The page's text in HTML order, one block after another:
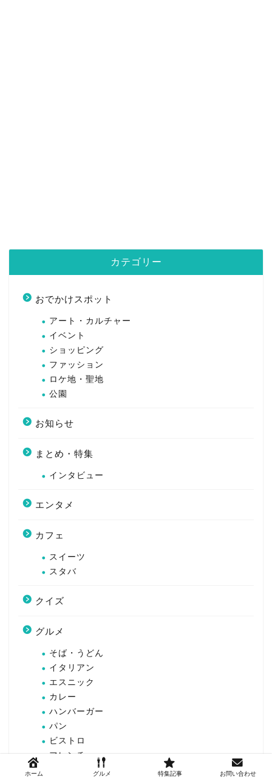
カテゴリー
おでかけスポット
アート・カルチャー
イベント
ショッピング
ファッション
ロケ地・聖地
公園
お知らせ
まとめ・特集
インタビュー
エンタメ
カフェ
スイーツ
スタバ
クイズ
グルメ
そば・うどん
イタリアン
エスニック
カレー
ハンバーガー
パン
ビストロ
フレンチ
ホーム グルメ 特集記事 お問い合わせ